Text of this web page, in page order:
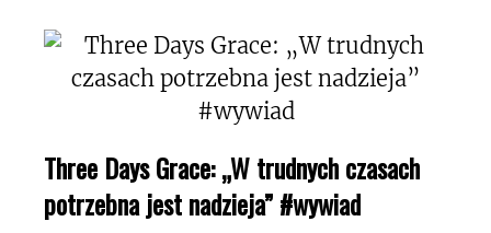
Three Days Grace: „W trudnych czasach
potrzebna jest nadzieja” #wywiad